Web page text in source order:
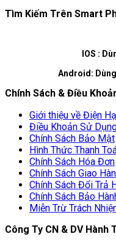
Tìm Kiếm Trên Smart
IOS :
Android:
Chính Sách & Điều
Giới thiệu về Điện
Điều Khoản Sử
Chính Sách Bảo Mật
Hình Thức Thanh
Chính Sách Hóa Đơn
Chính Sách Giao
Chính Sách Đổi Trả
Chính Sách Bảo
Miễn Trừ Trách
Công Ty CN & DV Hành